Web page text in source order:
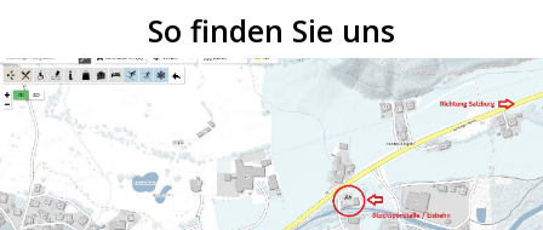
So finden Sie uns